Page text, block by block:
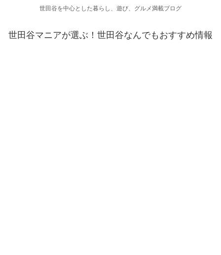
世田谷を中心とした暮らし、遊び、グルメ満載ブログ
世田谷マニアが選ぶ！世田谷なんでもおすすめ情報